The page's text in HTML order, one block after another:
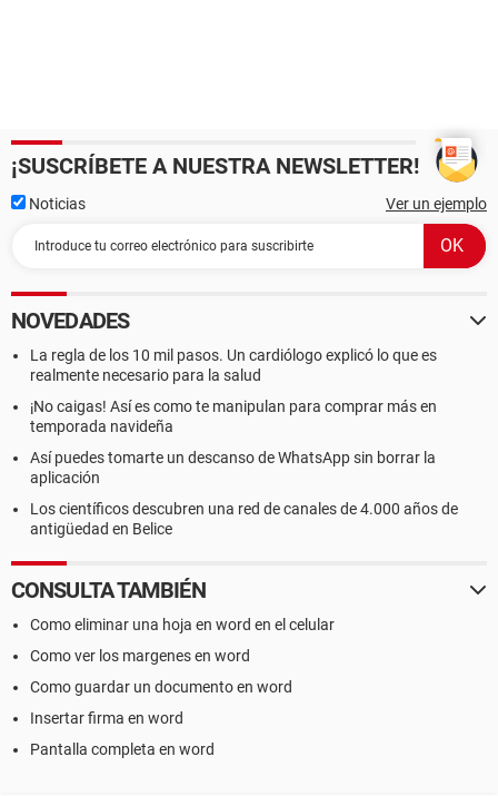
¡SUSCRÍBETE A NUESTRA NEWSLETTER!
Noticias Ver un ejemplo
NOVEDADES
La regla de los 10 mil pasos. Un cardiólogo explicó lo que es
realmente necesario para la salud
¡No caigas! Así es como te manipulan para comprar más en
temporada navideña
Así puedes tomarte un descanso de WhatsApp sin borrar la
aplicación
Los científicos descubren una red de canales de 4.000 años de
antigüedad en Belice
CONSULTA TAMBIÉN
Como eliminar una hoja en word en el celular
Como ver los margenes en word
Como guardar un documento en word
Insertar firma en word
Pantalla completa en word